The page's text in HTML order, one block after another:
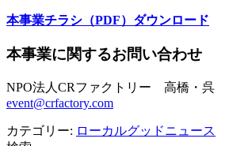
本事業チラシ（PDF）ダウンロード
本事業に関するお問い合わせ
NPO法人CRファクトリー 高橋・呉
event@crfactory.com
カテゴリー: ローカルグッドニュース